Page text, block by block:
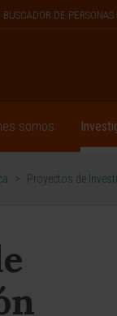
BUSCADOR DE PERSONAS
somos
> Proyectos de